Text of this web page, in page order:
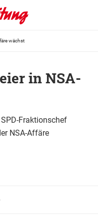
wächst
in NSA-
Fraktionschef
NSA-Affäre